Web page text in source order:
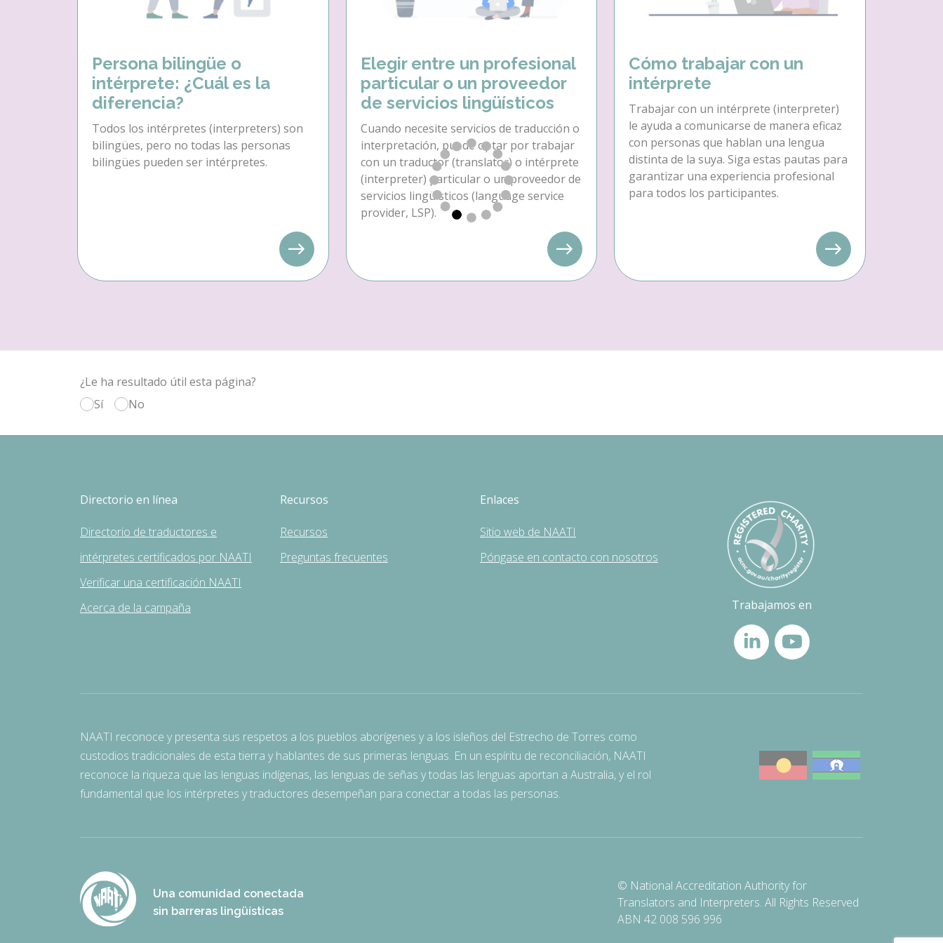
Persona bilingüe o
intérprete: ¿Cuál es la
diferencia?
Todos los intérpretes (interpreters) son
bilingües, pero no todas las personas
bilingües pueden ser intérpretes.
Elegir entre un profesional
particular o un proveedor
de servicios lingüísticos
Cuando necesite servicios de traducción o
interpretación, puede optar por trabajar
con un traductor (translator) o intérprete
(interpreter) particular o un proveedor de
servicios lingüísticos (language service
provider, LSP).
Cómo trabajar con un
intérprete
Trabajar con un intérprete (interpreter)
le ayuda a comunicarse de manera eficaz
con personas que hablan una lengua
distinta de la suya. Siga estas pautas para
garantizar una experiencia profesional
para todos los participantes.
¿Le ha resultado útil esta página?
Sí
No
Directorio en línea
Directorio de traductores e
intérpretes certificados por NAATI
Verificar una certificación NAATI
Acerca de la campaña
Recursos
Recursos
Preguntas frecuentes
Enlaces
Sitio web de NAATI
Póngase en contacto con nosotros
Trabajamos en
NAATI reconoce y presenta sus respetos a los pueblos aborígenes y a los isleños del Estrecho de Torres como
custodios tradicionales de esta tierra y hablantes de sus primeras lenguas. En un espíritu de reconciliación, NAATI
reconoce la riqueza que las lenguas indígenas, las lenguas de señas y todas las lenguas aportan a Australia, y el rol
fundamental que los intérpretes y traductores desempeñan para conectar a todas las personas.
Una comunidad conectada
sin barreras lingüísticas
© National Accreditation Authority for
Translators and Interpreters. All Rights Reserved
ABN 42 008 596 996